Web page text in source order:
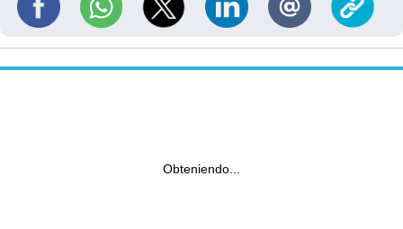
Obteniendo...